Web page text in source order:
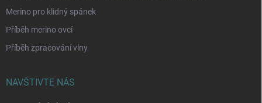
Merino pro klidný spánek
Příběh merino ovcí
Příběh zpracování vlny
NAVŠTIVTE NÁS